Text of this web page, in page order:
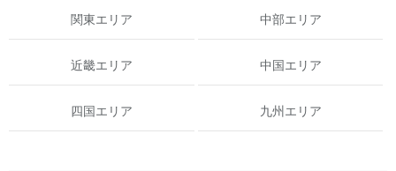
関東エリア 中部エリア
近畿エリア 中国エリア
四国エリア 九州エリア